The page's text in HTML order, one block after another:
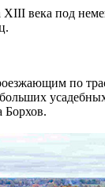
XIII века под
по
Борхов.